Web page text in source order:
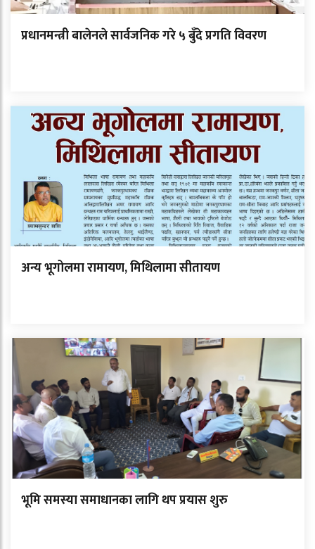
प्रधानमन्त्री बालेनले सार्वजनिक गरे ५ बुँदे प्रगति विवरण
अन्य भूगोलमा रामायण, मिथिलामा सीतायण
भूमि समस्या समाधानका लागि थप प्रयास शुरु